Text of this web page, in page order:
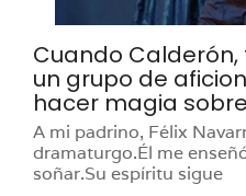
Cuando
un grupo de
hacer magia
A mi padrino, Félix
dramaturgo.Él me
soñar.Su espíritu sigue